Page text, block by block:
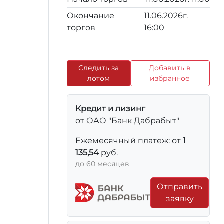
Окончание
торгов
11.06.2026г.
16:00
Следить за
лотом
Добавить в
избранное
Кредит и лизинг
от ОАО "Банк Дабрабыт"
Ежемесячный платеж: от 1
135,54 руб.
до 60 месяцев
Отправить
заявку